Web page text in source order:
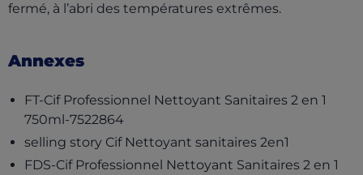
fermé, à l’abri des températures extrêmes.
Annexes
FT-Cif Professionnel Nettoyant Sanitaires 2 en 1
750ml-7522864(opens in a new tab)
selling story Cif Nettoyant sanitaires 2en1
FDS-Cif Professionnel Nettoyant Sanitaires 2 en 1